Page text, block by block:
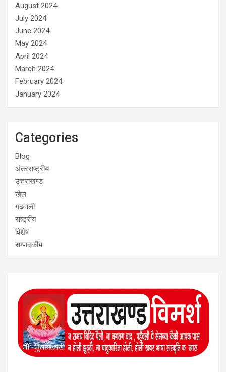
August 2024
July 2024
June 2024
May 2024
April 2024
March 2024
February 2024
January 2024
Categories
Blog
अंतरराष्ट्रीय
उत्तराखण्ड
खेल
गढ़वाली
राष्ट्रीय
विशेष
सम्पादकीय